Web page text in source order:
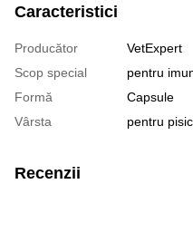
Caracteristici
Producător
VetExpert
Scop special
pentru
Formă
Capsule
Vârsta
pentru
Recenzii